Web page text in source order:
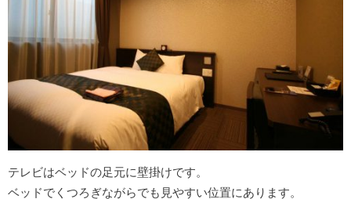
テレビはベッドの足元に壁掛けです。
ベッドでくつろぎながらでも見やすい位置にあります。